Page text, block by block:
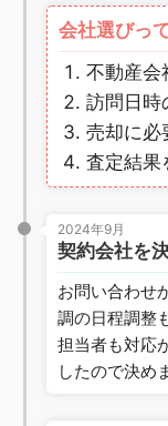
会社選びっ
不動産会
訪問日時
売却に必
査定結果
2024年9月
契約会社を
お問い合わせ
調の日程調整
担当者も対応
したので決め